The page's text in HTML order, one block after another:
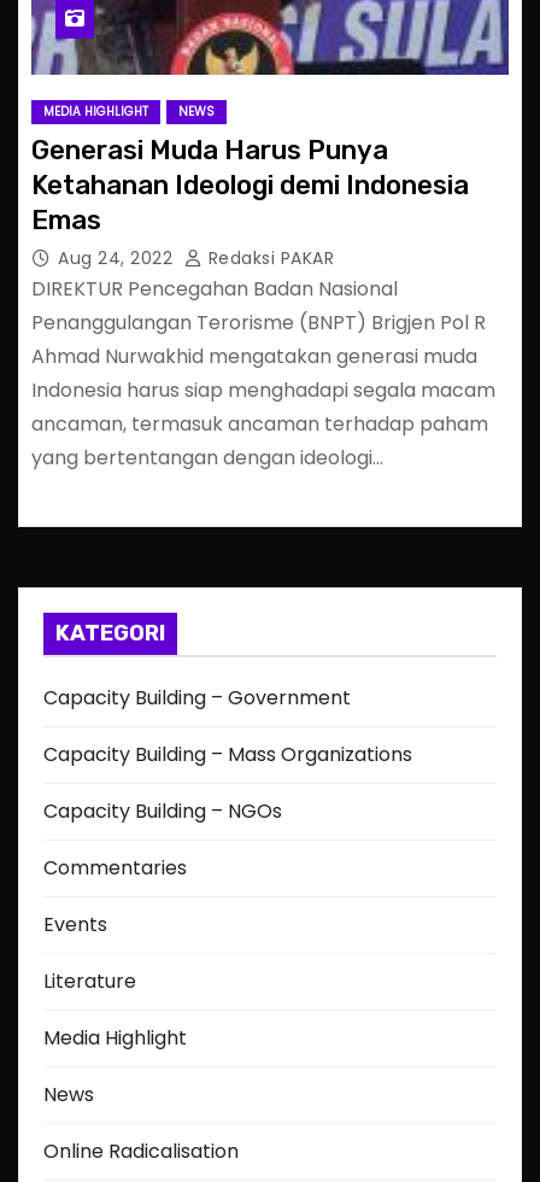
MEDIA HIGHLIGHT NEWS
Generasi Muda Harus Punya
Ketahanan Ideologi demi Indonesia
Emas
Aug 24, 2022 Redaksi PAKAR
DIREKTUR Pencegahan Badan Nasional
Penanggulangan Terorisme (BNPT) Brigjen Pol R
Ahmad Nurwakhid mengatakan generasi muda
Indonesia harus siap menghadapi segala macam
ancaman, termasuk ancaman terhadap paham
yang bertentangan dengan ideologi…
KATEGORI
Capacity Building – Government
Capacity Building – Mass Organizations
Capacity Building – NGOs
Commentaries
Events
Literature
Media Highlight
News
Online Radicalisation